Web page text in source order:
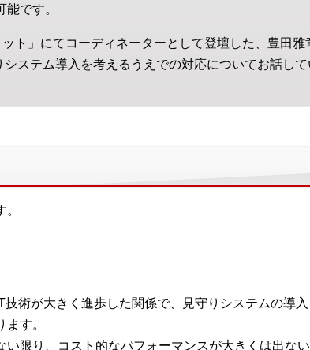
です。
ト」にてコーディネーターとして登壇した、豊田
ステム導入を考えるうえでの対応についてお話し
技術が大きく進歩した関係で、見守りシステムの導
す。
い限り、コスト的なパフォーマンスが大きくは出な